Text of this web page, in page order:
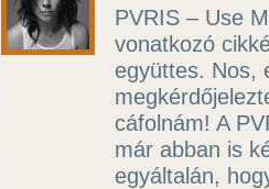
PVRIS – Use
vonatkozó
együttes. Nos,
cáfolnám! A
már abban is
egyáltalán,